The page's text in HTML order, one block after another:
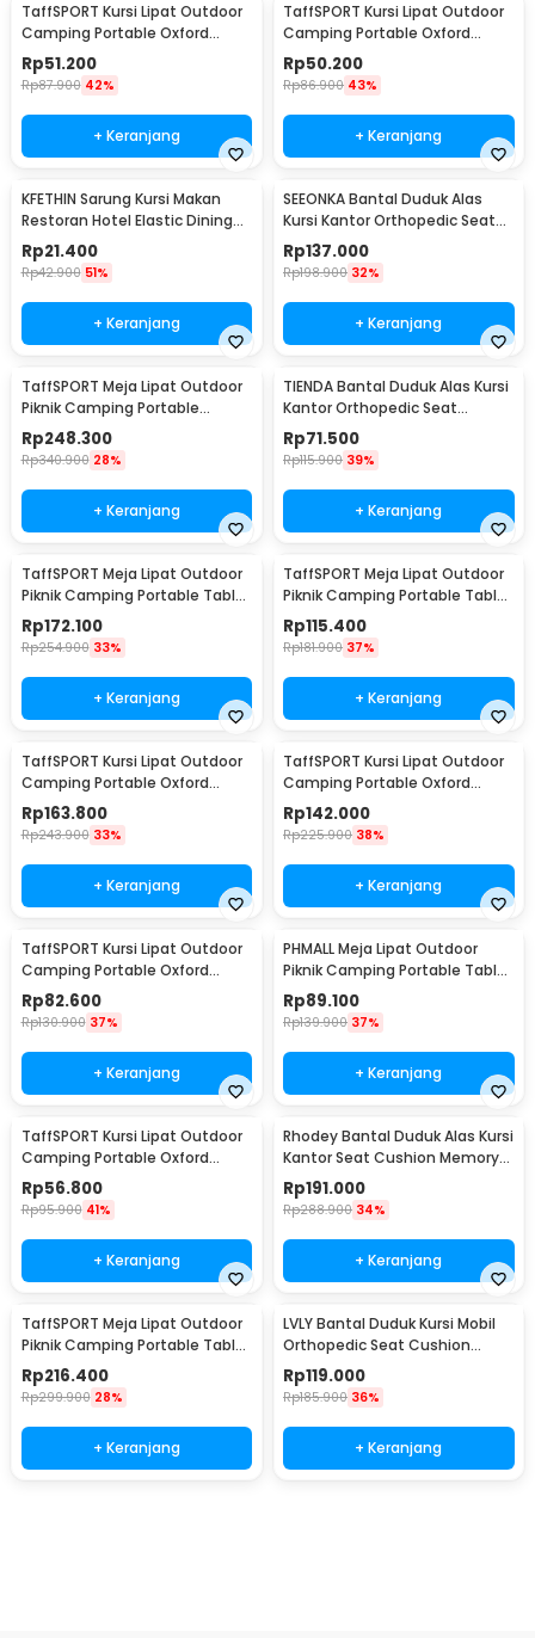
TaffSPORT Kursi Lipat Outdoor
Camping Portable Oxford
Folding Chair M - OL3336
Rp51.200
Rp87.900 42%
+ Keranjang
TaffSPORT Kursi Lipat Outdoor
Camping Portable Oxford
Folding Chair S - OL3336
Rp50.200
Rp86.900 43%
+ Keranjang
KFETHIN Sarung Kursi Makan
Restoran Hotel Elastic Dining
Chair Cover - KF55
Rp21.400
Rp42.900 51%
+ Keranjang
SEEONKA Bantal Duduk Alas
Kursi Kantor Orthopedic Seat
Cushion 2 PCS - SK46
Rp137.000
Rp198.900 32%
+ Keranjang
TaffSPORT Meja Lipat Outdoor
Piknik Camping Portable
118x59x43.5cm - ST12
Rp248.300
Rp340.900 28%
+ Keranjang
TIENDA Bantal Duduk Alas Kursi
Kantor Orthopedic Seat
Cushion U Shaped - TD18
Rp71.500
Rp115.900 39%
+ Keranjang
TaffSPORT Meja Lipat Outdoor
Piknik Camping Portable Table
with Bag 95x55x50cm - AF59
Rp172.100
Rp254.900 33%
+ Keranjang
TaffSPORT Meja Lipat Outdoor
Piknik Camping Portable Table
with Bag 53x51x50cm - AF59
Rp115.400
Rp181.900 37%
+ Keranjang
TaffSPORT Kursi Lipat Outdoor
Camping Portable Oxford
Folding Chair XL - YH6
Rp163.800
Rp243.900 33%
+ Keranjang
TaffSPORT Kursi Lipat Outdoor
Camping Portable Oxford
Folding Chair L - YH6
Rp142.000
Rp225.900 38%
+ Keranjang
TaffSPORT Kursi Lipat Outdoor
Camping Portable Oxford
Folding Chair - FS01
Rp82.600
Rp130.900 37%
+ Keranjang
PHMALL Meja Lipat Outdoor
Piknik Camping Portable Table
with Bag 55x41x41cm - PH3
Rp89.100
Rp139.900 37%
+ Keranjang
TaffSPORT Kursi Lipat Outdoor
Camping Portable Oxford
Folding Chair L - OL3336
Rp56.800
Rp95.900 41%
+ Keranjang
Rhodey Bantal Duduk Alas Kursi
Kantor Seat Cushion Memory
Foam 2 PCS - D40
Rp191.000
Rp288.900 34%
+ Keranjang
TaffSPORT Meja Lipat Outdoor
Piknik Camping Portable Table
118x55x50cm - TX120
Rp216.400
Rp299.900 28%
+ Keranjang
LVLY Bantal Duduk Kursi Mobil
Orthopedic Seat Cushion
Memory Foam - L-1A
Rp119.000
Rp185.900 36%
+ Keranjang